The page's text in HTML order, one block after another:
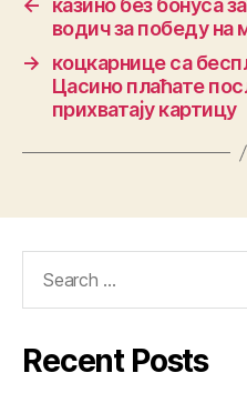
←
казино без бонуса
водич за победу
→
коцкарнице са
Цасино плаћате
прихватају картицу
Recent Posts